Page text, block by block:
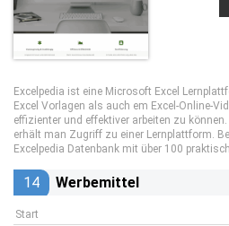
Excelpedia ist eine Microsoft Excel
Excel Vorlagen als auch em Excel-Online-
effizienter und effektiver arbeiten zu
erhält man Zugriff zu einer Lernplattform.
Excelpedia Datenbank mit über 100
14 Werbemittel
Start